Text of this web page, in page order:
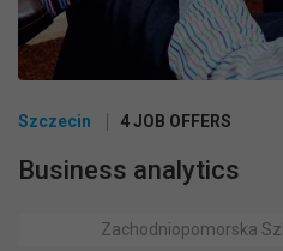
Szczecin 4 JOB OFFERS
Business analytics
Zachodniopomorska